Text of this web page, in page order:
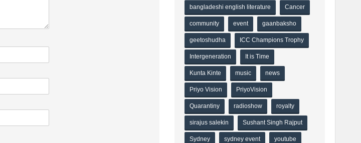
bangladeshi english literature Cancer
community event gaanbaksho
geetoshudha ICC Champions Trophy
Intergeneration It is Time
Kunta Kinte music news
Priyo Vision PriyoVision
Quarantiny radioshow royalty
sirajus salekin Sushant Singh Rajput
Sydney sydney event youtube